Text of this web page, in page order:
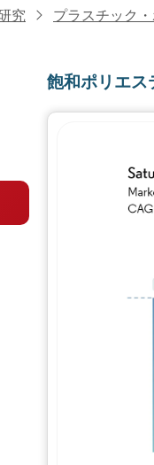
究 プラスチック
飽和ポリエス